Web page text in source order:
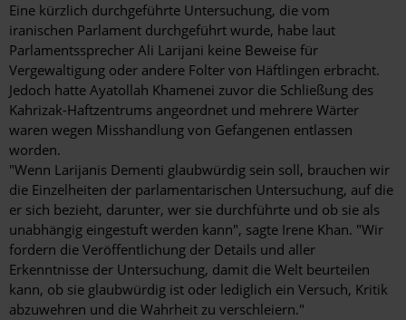
Eine kürzlich durchgeführte Untersuchung, die vom
iranischen Parlament durchgeführt wurde, habe laut
Parlamentssprecher Ali Larijani keine Beweise für
Vergewaltigung oder andere Folter von Häftlingen erbracht.
Jedoch hatte Ayatollah Khamenei zuvor die Schließung des
Kahrizak-Haftzentrums angeordnet und mehrere Wärter
waren wegen Misshandlung von Gefangenen entlassen
worden.
"Wenn Larijanis Dementi glaubwürdig sein soll, brauchen wir
die Einzelheiten der parlamentarischen Untersuchung, auf die
er sich bezieht, darunter, wer sie durchführte und ob sie als
unabhängig eingestuft werden kann", sagte Irene Khan. "Wir
fordern die Veröffentlichung der Details und aller
Erkenntnisse der Untersuchung, damit die Welt beurteilen
kann, ob sie glaubwürdig ist oder lediglich ein Versuch, Kritik
abzuwehren und die Wahrheit zu verschleiern."